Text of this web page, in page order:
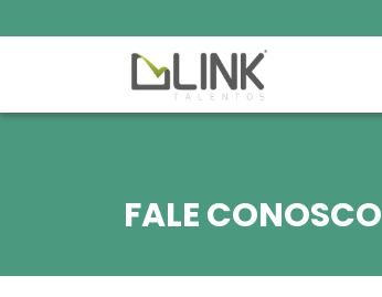
FALE CONOSCO